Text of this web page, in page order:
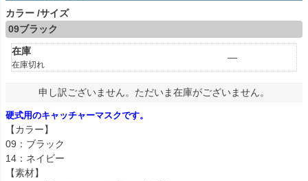
カラー サイズ
09ブラック
在庫
在庫切れ
—
申し訳ございません。ただいま在庫がございません。
硬式用のキャッチャーマスクです。
【カラー】
09：ブラック
14：ネイビー
【素材】